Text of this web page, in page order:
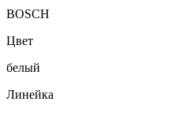
BOSCH
Цвет
белый
Линейка